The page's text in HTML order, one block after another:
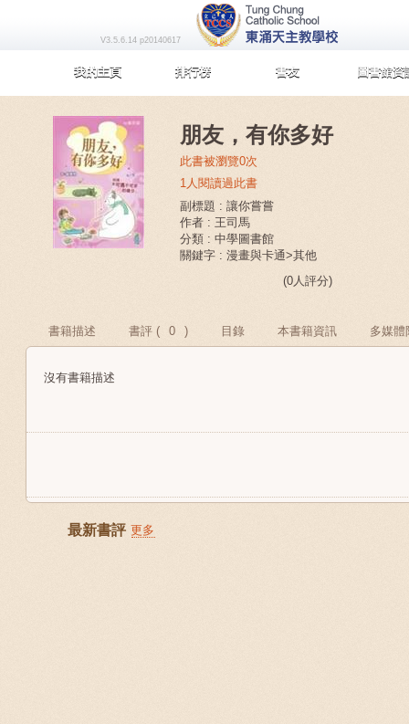
V3.5.6.14 p20140617
我的主頁 排行榜 書友 圖書館資
朋友，有你多好
此書被瀏覽0次
1人閱讀過此書
副標題 : 讓你嘗嘗
作者 : 王司馬
分類 : 中學圖書館
關鍵字 : 漫畫與卡通>其他
(0人評分)
書籍描述 書評 ( 0 ) 目錄 本書籍資訊 多媒體
沒有書籍描述
最新書評 更多